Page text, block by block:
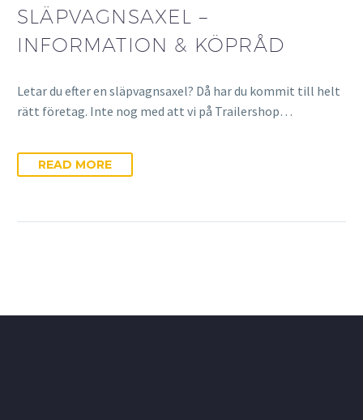
SLÄPVAGNSAXEL –
INFORMATION & KÖPRÅD
Letar du efter en släpvagnsaxel? Då har du kommit till helt
rätt företag. Inte nog med att vi på Trailershop…
READ MORE